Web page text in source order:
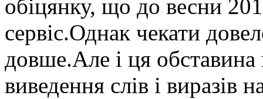
обіцянку, що до весни
сервіс.Однак чекати
довше.Але і ця
виведення слів і виразів